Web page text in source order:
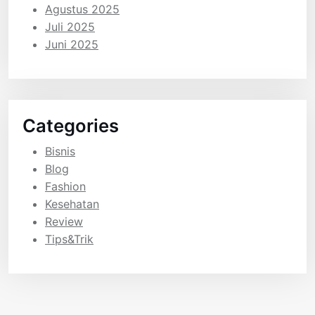
Agustus 2025
Juli 2025
Juni 2025
Categories
Bisnis
Blog
Fashion
Kesehatan
Review
Tips&Trik